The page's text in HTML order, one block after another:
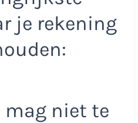
je rekening
mag niet te